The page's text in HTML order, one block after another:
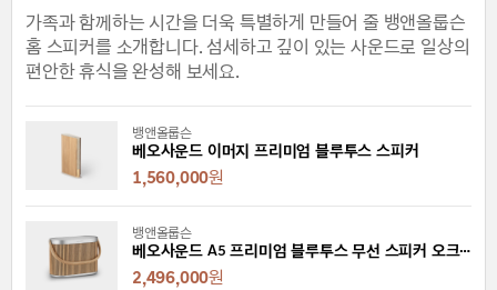
가족과 함께하는 시간을 더욱 특별하게 만들어 줄 뱅앤올룹슨
홈 스피커를 소개합니다. 섬세하고 깊이 있는 사운드로 일상의
편안한 휴식을 완성해 보세요.
뱅앤올룹슨
베오사운드 이머지 프리미엄 블루투스 스피커
1,560,000원
뱅앤올룹슨
베오사운드 A5 프리미엄 블루투스 무선 스피커 오크 [2 colors]
2,496,000원